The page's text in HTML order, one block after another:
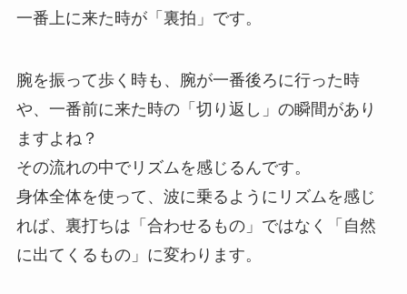
一番上に来た時が「裏拍」です。
腕を振って歩く時も、腕が一番後ろに行った時
や、一番前に来た時の「切り返し」の瞬間があり
ますよね？
その流れの中でリズムを感じるんです。
身体全体を使って、波に乗るようにリズムを感じ
れば、裏打ちは「合わせるもの」ではなく「自然
に出てくるもの」に変わります。